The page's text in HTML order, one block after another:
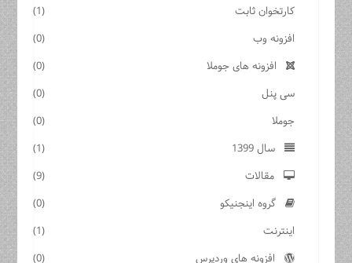
کارتخوان ثابت
(1)
افزونه وب
(0)
افزونه های جوملا
(0)
سی پنل
(0)
جوملا
(0)
سال 1399
(1)
مقالات
(9)
گروه اینجنیکو
(0)
اینترنت
(1)
افزونه های وردپرس
(0)